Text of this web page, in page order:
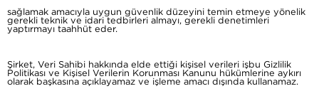
sağlamak amacıyla uygun güvenlik düzeyini temin etmeye yönelik
gerekli teknik ve idari tedbirleri almayı, gerekli denetimleri
yaptırmayı taahhüt eder.
Şirket, Veri Sahibi hakkında elde ettiği kişisel verileri işbu Gizlilik
Politikası ve Kişisel Verilerin Korunması Kanunu hükümlerine aykırı
olarak başkasına açıklayamaz ve işleme amacı dışında kullanamaz.